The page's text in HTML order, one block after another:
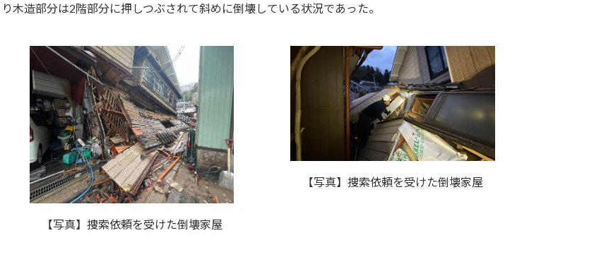
り木造部分は2階部分に押しつぶされて斜めに倒壊している状況であった。
【写真】捜索依頼を受けた倒壊家屋
【写真】捜索依頼を受けた倒壊家屋